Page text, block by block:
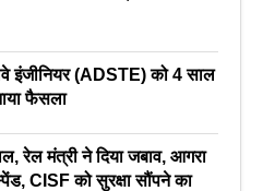
इंजीनियर (ADSTE) को 4 साल
फैसला
रेल मंत्री ने दिया जबाव, आगरा
CISF को सुरक्षा सौंपने का